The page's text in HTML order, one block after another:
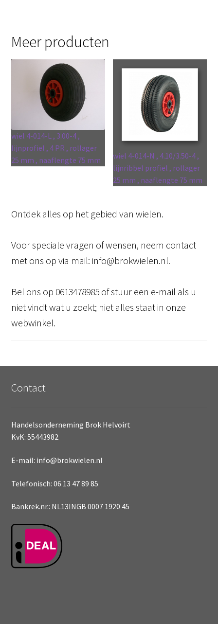
Meer producten
wiel 4-014-L , 3.00-4 ,
lijnprofiel , 4 PR , rollager
25 mm , naaflengte 75 mm
wiel 4-014-N , 4.10/3.50-4 ,
lijnribbel profiel , rollager
25 mm , naaflengte 75 mm
Ontdek alles op het gebied van wielen.
Voor speciale vragen of wensen, neem contact
met ons op via mail: info@brokwielen.nl.
Bel ons op 0613478985 of stuur een e-mail als u
niet vindt wat u zoekt; niet alles staat in onze
webwinkel.
Contact
Handelsonderneming Brok Helvoirt
KvK: 55443982
E-mail: info@brokwielen.nl
Telefonisch: 06 13 47 89 85
Bankrek.nr.: NL13INGB 0007 1920 45